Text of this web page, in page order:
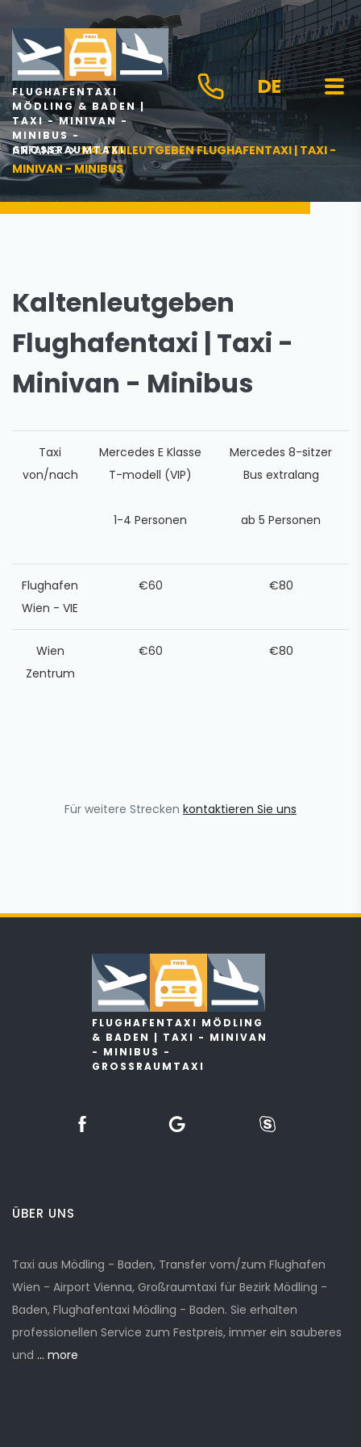
FLUGHAFENTAXI
MÖDLING & BADEN |
TAXI - MINIVAN -
MINIBUS -
GROSSRAUMTAXI
DE
ANFANG
KALTENLEUTGEBEN FLUGHAFENTAXI | TAXI -
MINIVAN - MINIBUS
Kaltenleutgeben
Flughafentaxi | Taxi -
Minivan - Minibus
Taxi
von/nach
Mercedes E Klasse
T-modell (VIP)
1-4 Personen
Mercedes 8-sitzer
Bus extralang
ab 5 Personen
Flughafen
Wien - VIE
€60 €80
Wien
Zentrum
€60 €80
Für weitere Strecken kontaktieren Sie uns
FLUGHAFENTAXI MÖDLING
& BADEN | TAXI - MINIVAN
- MINIBUS -
GROSSRAUMTAXI
ÜBER UNS
Taxi aus Mödling - Baden, Transfer vom/zum Flughafen
Wien - Airport Vienna, Großraumtaxi für Bezirk Mödling -
Baden, Flughafentaxi Mödling - Baden. Sie erhalten
professionellen Service zum Festpreis, immer ein sauberes
und ... more